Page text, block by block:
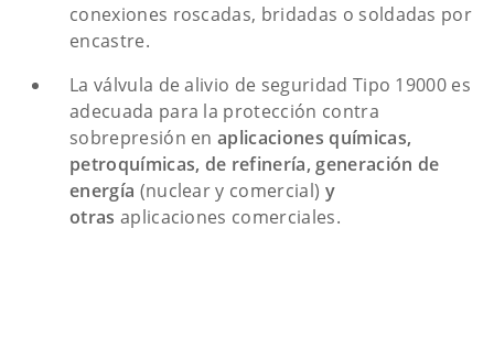
conexiones roscadas, bridadas o soldadas por
encastre.
La válvula de alivio de seguridad Tipo 19000 es
adecuada para la protección contra
sobrepresión enaplicaciones químicas,
petroquímicas, de refinería, generación de
energía (nuclear y comercial) y
otras aplicaciones comerciales.